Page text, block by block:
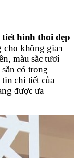
hình thoi đẹp
cho không gian
màu sắc tươi
có trong
chi tiết của
được ưa